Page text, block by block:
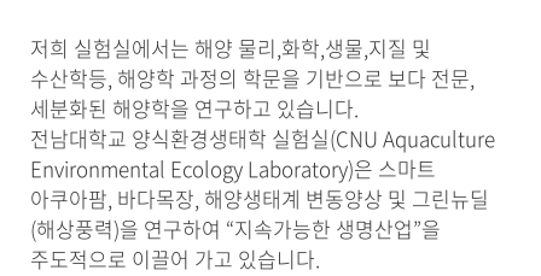
저희 실험실에서는 해양 물리,화학,생물,지질 및
수산학등, 해양학 과정의 학문을 기반으로 보다 전문,
세분화된 해양학을 연구하고 있습니다.
전남대학교 양식환경생태학 실험실(CNU Aquaculture
Environmental Ecology Laboratory)은 스마트
아쿠아팜, 바다목장, 해양생태계 변동양상 및 그린뉴딜
(해상풍력)을 연구하여 “지속가능한 생명산업”을
주도적으로 이끌어 가고 있습니다.